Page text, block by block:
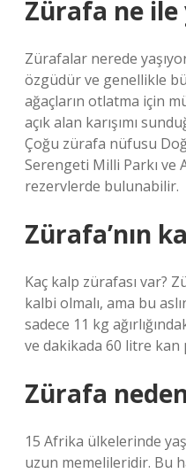
Zürafa ne ile
Zürafalar nerede
özgüdür ve genellikle
ağaçların otlatma için
açık alan karışımı
Çoğu zürafa nüfusu
Serengeti Milli Parkı ve
rezervlerde bulunabilir.
Zürafa’nın
Kaç kalp zürafası var?
kalbi olmalı, ama bu
sadece 11 kg
ve dakikada 60 litre kan
Zürafa
15 Afrika ülkelerinde
uzun memelileridir. Bu